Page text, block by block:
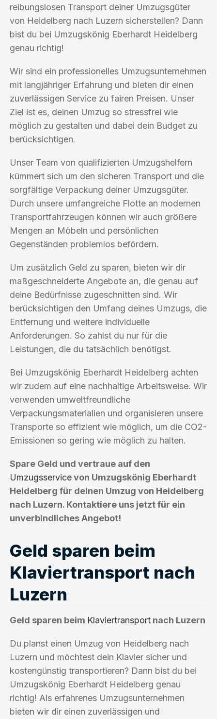
reibungslosen Transport deiner Umzugsgüter
von Heidelberg nach Luzern sicherstellen? Dann
bist du bei Umzugskönig Eberhardt Heidelberg
genau richtig!
Wir sind ein professionelles Umzugsunternehmen
mit langjähriger Erfahrung und bieten dir einen
zuverlässigen Service zu fairen Preisen. Unser
Ziel ist es, deinen Umzug so stressfrei wie
möglich zu gestalten und dabei dein Budget zu
berücksichtigen.
Unser Team von qualifizierten Umzugshelfern
kümmert sich um den sicheren Transport und die
sorgfältige Verpackung deiner Umzugsgüter.
Durch unsere umfangreiche Flotte an modernen
Transportfahrzeugen können wir auch größere
Mengen an Möbeln und persönlichen
Gegenständen problemlos befördern.
Um zusätzlich Geld zu sparen, bieten wir dir
maßgeschneiderte Angebote an, die genau auf
deine Bedürfnisse zugeschnitten sind. Wir
berücksichtigen den Umfang deines Umzugs, die
Entfernung und weitere individuelle
Anforderungen. So zahlst du nur für die
Leistungen, die du tatsächlich benötigst.
Bei Umzugskönig Eberhardt Heidelberg achten
wir zudem auf eine nachhaltige Arbeitsweise. Wir
verwenden umweltfreundliche
Verpackungsmaterialien und organisieren unsere
Transporte so effizient wie möglich, um die CO2-
Emissionen so gering wie möglich zu halten.
Spare Geld und vertraue auf den
Umzugsservicevon Umzugskönig Eberhardt
Heidelberg für deinen Umzug von Heidelberg
nach Luzern. Kontaktiere uns jetzt für ein
unverbindliches Angebot!
Geld sparen beim
Klaviertransport nach
Luzern
Geld sparen beim Klaviertransport nach Luzern
Du planst einen Umzug von Heidelberg nach
Luzern und möchtest dein Klavier sicher und
kostengünstig transportieren? Dann bist du bei
Umzugskönig Eberhardt Heidelberg genau
richtig! Als erfahrenes Umzugsunternehmen
bieten wir dir einen zuverlässigen und